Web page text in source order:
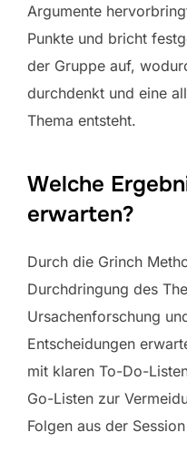
Argumente
Punkte und bricht
der Gruppe auf,
durchdenkt und eine
Thema entsteht.
Welche
erwarten?
Durch die Grinch
Durchdringung des
Ursachenforschung
Entscheidungen
mit klaren To-Do-
Go-Listen zur
Folgen aus der